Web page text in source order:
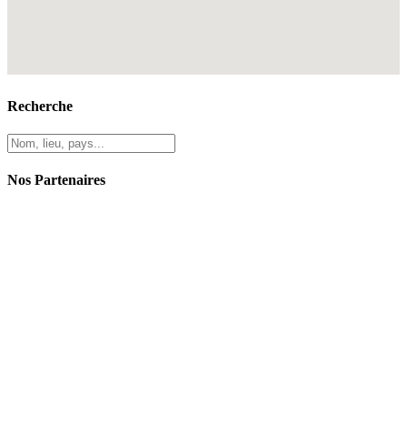
Recherche
Nos Partenaires